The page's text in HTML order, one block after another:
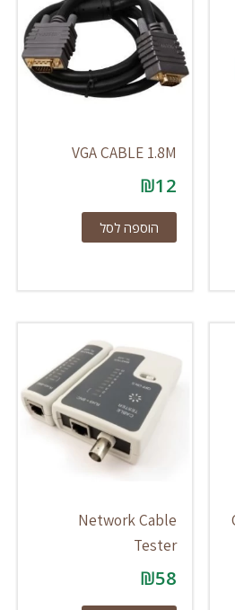
VGA CABLE 1.8M
₪12
הוספה לסל
Network Cable
Tester
₪58